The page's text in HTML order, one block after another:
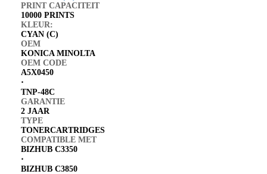
PRINT CAPACITEIT
10000 PRINTS
KLEUR:
CYAN (C)
OEM
KONICA MINOLTA
OEM CODE
A5X0450
⋅
TNP-48C
GARANTIE
2 JAAR
TYPE
TONERCARTRIDGES
COMPATIBLE MET
BIZHUB C3350
⋅
BIZHUB C3850